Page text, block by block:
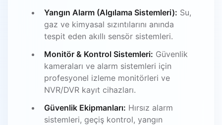
Yangın Alarm (Algılama Sistemleri): Su,
gaz ve kimyasal sızıntılarını anında
tespit eden akıllı sensör sistemleri.
Monitör & Kontrol Sistemleri: Güvenlik
kameraları ve alarm sistemleri için
profesyonel izleme monitörleri ve
NVR/DVR kayıt cihazları.
Güvenlik Ekipmanları: Hırsız alarm
sistemleri, geçiş kontrol, yangın